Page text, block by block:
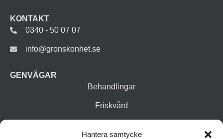
Hantera samtycke
KONTAKT
0340 - 50 07 07
info@gronskonhet.se
GENVÄGAR
Behandlingar
Friskvård